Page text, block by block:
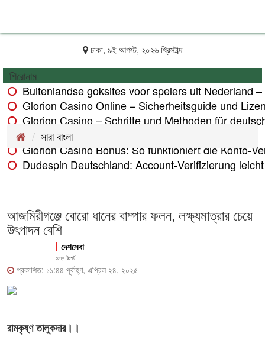
ঢাকা, ৯ই আগস্ট, ২০২৬ খ্রিস্টাব্দ
শিরোনাম
Buitenlandse goksites voor spelers uit Nederland
Glorion Casino Online – Sicherheitsguide und
Glorion Casino – Schritte und Methoden für
Glorion Casino – Zahlungsmethoden im Überblick
Glorion Casino Bonus: So funktioniert die
Dudespin Deutschland: Account‑Verifizierung
সারা বাংলা
আজমিরীগঞ্জে বোরো ধানের বাম্পার ফলন, লক্ষ্যমাত্রার চেয়ে
উৎপাদন বেশি
দেশসেবা
ডেস্ক রিপোর্ট
প্রকাশিত: ১১:৪৪ পূর্বাহ্ণ, এপ্রিল ২৪, ২০২৫
রামকৃষ্ণ তালুকদার।।